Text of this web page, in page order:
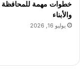
خطوات مهمة للمحافظة
والأبناء
يوليو 16, 2026